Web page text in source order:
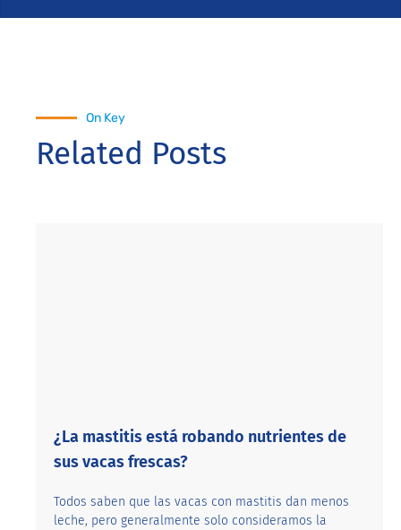
On Key
Related Posts
¿La mastitis está robando nutrientes de
sus vacas frescas?
Todos saben que las vacas con mastitis dan menos
leche, pero generalmente solo consideramos la